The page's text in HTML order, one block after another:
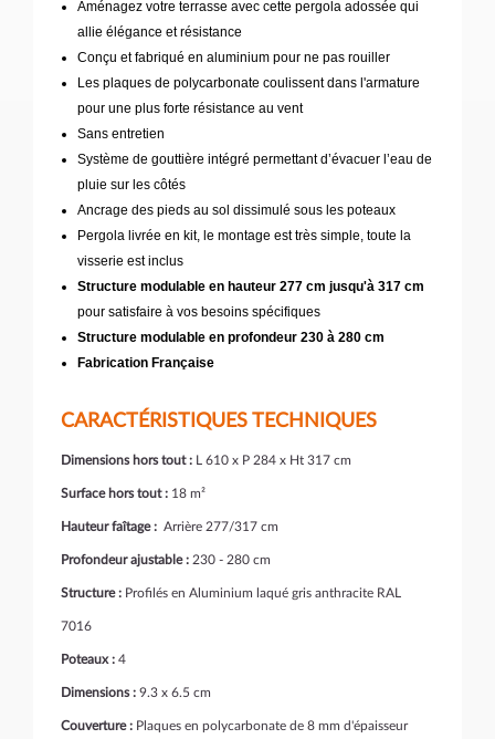
Aménagez votre terrasse avec cette pergola adossée qui
allie élégance et résistance
Conçu et fabriqué en aluminium pour ne pas rouiller
Les plaques de polycarbonate coulissent dans l'armature
pour une plus forte résistance au vent
Sans entretien
Système de gouttière intégré permettant d’évacuer l’eau de
pluie sur les côtés
Ancrage des pieds au sol dissimulé sous les poteaux
Pergola livrée en kit, le montage est très simple, toute la
visserie est inclus
Structure modulable en hauteur 277 cm jusqu'à 317 cm
pour satisfaire à vos besoins spécifiques
Structure modulable en profondeur 230 à 280 cm
Fabrication Française
CARACTÉRISTIQUES TECHNIQUES
Dimensions hors tout : L 610 x P 284 x Ht 317 cm
Surface hors tout : 18 m²
Hauteur faîtage : Arrière 277/317 cm
Profondeur ajustable : 230 - 280 cm
Structure : Profilés en Aluminium laqué gris anthracite RAL
7016
Poteaux : 4
Dimensions : 9.3 x 6.5 cm
Couverture : Plaques en polycarbonate de 8 mm d'épaisseur